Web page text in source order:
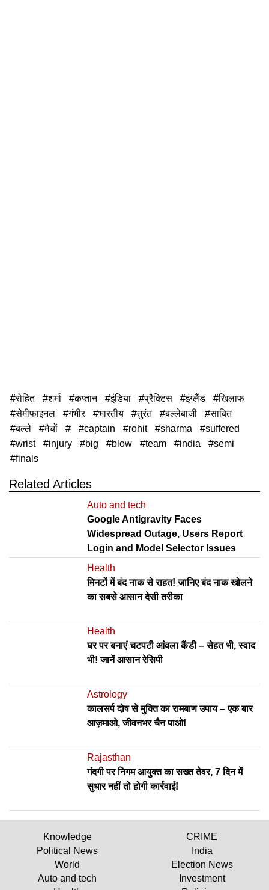
रोहित शर्मा कप्तान इंडिया प्रैक्टिस इंग्लैंड
खिलाफ
सेमीफाइनल
गंभीर भारतीय तुरंत बल्लेबाजी
साबित
बल्ले
मैचों captain rohit sharma
suffered
wrist
injury big blow team india
semi
finals
Related Articles
Auto and tech
Google Antigravity Faces
Widespread Outage, Users Report
Login and Model Selector Issues
Health
मिनटों में बंद नाक से राहत! जानिए बंद नाक खोलने
का सबसे आसान देसी तरीका
Health
घर पर बनाएं चटपटी आंवला कैंडी – सेहत भी, स्वाद
भी! जानें आसान रेसिपी
Astrology
कालसर्प दोष से मुक्ति का रामबाण उपाय – एक बार
आज़माओ, जीवनभर चैन पाओ!
Rajasthan
गंदगी पर निगम आयुक्त का सख्त तेवर, 7 दिन में
सुधार नहीं तो होगी कार्रवाई!
Knowledge
CRIME
Political News
India
World
Election News
Auto and tech
Investment